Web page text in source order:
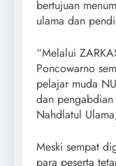
bertujuan
ulama dan
“Melalui
Poncowarno
pelajar muda
dan
Nahdlatul
Meski sempat
para peserta